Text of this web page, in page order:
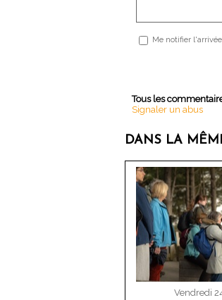
Me notifier
Tous les
Signaler un abus
DANS LA
Vendredi